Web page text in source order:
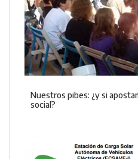
Nuestros pibes: ¿y si
social?